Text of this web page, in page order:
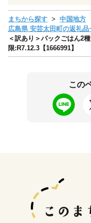
まちから探す 中国地方
広島県 安芸太田町の返礼品
＜訳あり＞パックごはん2
限:R7.12.3【1666991】
この